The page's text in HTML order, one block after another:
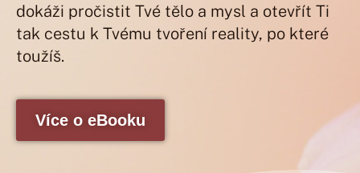
dokáži pročistit Tvé tělo a mysl a otevřít Ti
tak cestu k Tvému tvoření reality, po které
toužíš.
Více o eBooku